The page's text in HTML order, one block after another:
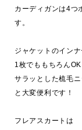
カーディガンは4つ
す。
ジャケットのイン
1枚でももちろんOK
サラッとした梳毛
と大変便利です！
フレアスカートは